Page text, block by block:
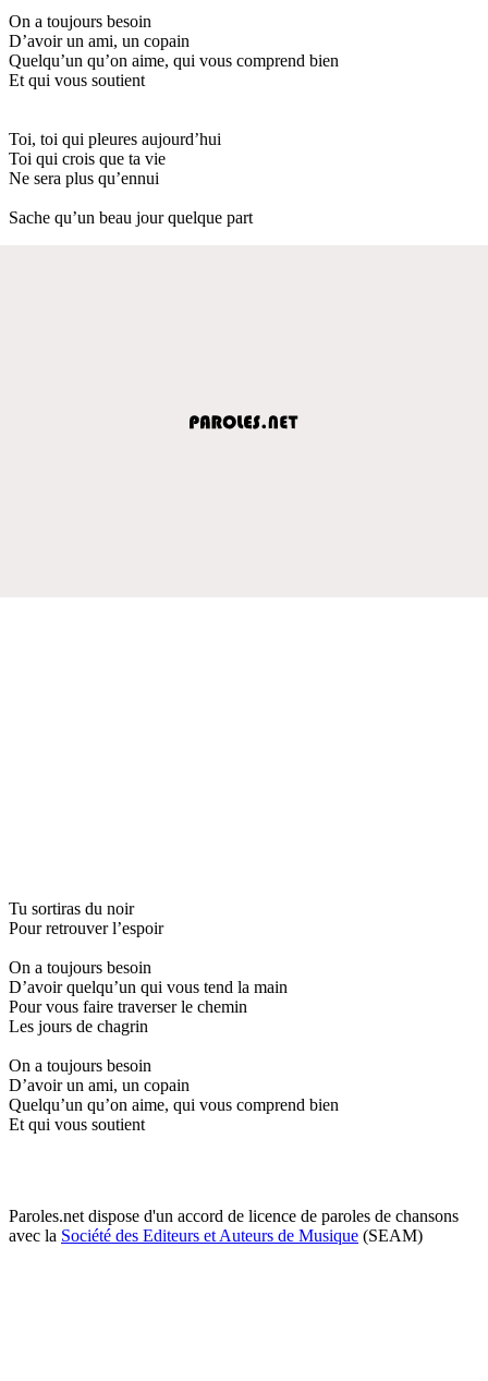
On a toujours besoin
D’avoir un ami, un copain
Quelqu’un qu’on aime, qui vous comprend bien
Et qui vous soutient
Toi, toi qui pleures aujourd’hui
Toi qui crois que ta vie
Ne sera plus qu’ennui
Sache qu’un beau jour quelque part
Tu sortiras du noir
Pour retrouver l’espoir
On a toujours besoin
D’avoir quelqu’un qui vous tend la main
Pour vous faire traverser le chemin
Les jours de chagrin
On a toujours besoin
D’avoir un ami, un copain
Quelqu’un qu’on aime, qui vous comprend bien
Et qui vous soutient
Paroles.net dispose d'un accord de licence de paroles de chansons
avec la Société des Editeurs et Auteurs de Musique (SEAM)